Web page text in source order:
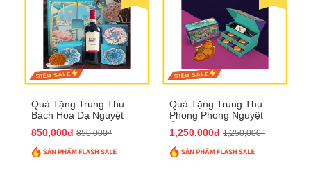
Quà Tặng Trung Thu
Bách Hoa Dạ Nguyệt
850,000đ 850,000₫
Quà Tặng Trung Thu
Phong Phong Nguyệt
1,250,000đ 1,250,000₫